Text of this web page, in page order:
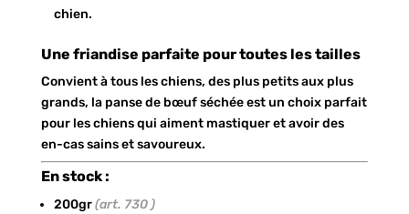
chien.
Une friandise parfaite pour toutes les tailles
Convient à tous les chiens, des plus petits aux plus
grands, la panse de bœuf séchée est un choix parfait
pour les chiens qui aiment mastiquer et avoir des
en-cas sains et savoureux.
En stock :
200gr(art. 730 )